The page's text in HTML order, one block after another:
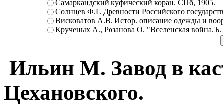
Самаркандский куфический коран. СПб, 1905.
Солнцев Ф.Г. Древности Российского
Висковатов А.В. Истор. описание одежды и
Крученых А., Розанова О. "Вселенская
Ильин М. Завод в
Цехановского.